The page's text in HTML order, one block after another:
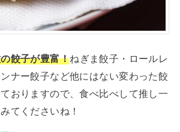
餃子が豊富！ねぎま餃子・ロールレ
ナー餃子など他にはない変わった餃
おりますので、食べ比べして推し一
てくださいね！